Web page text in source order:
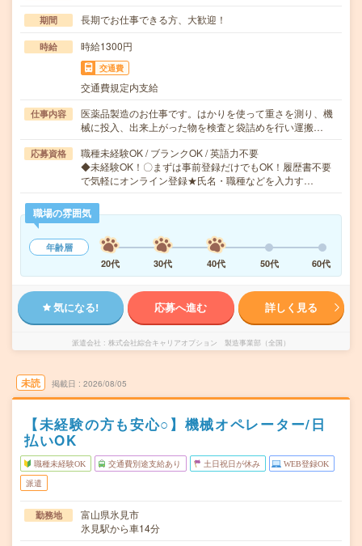
期間 長期でお仕事できる方、大歓迎！
時給 時給1300円
交通費
交通費規定内支給
仕事内容
医薬品製造のお仕事です。はかりを使って重さを測り、機
械に投入、出来上がった物を検査と袋詰めを行い運搬…
応募資格
職種未経験OK / ブランクOK / 英語力不要
◆未経験OK！〇まずは事前登録だけでもOK！履歴書不要
で気軽にオンライン登録★氏名・職種などを入力す…
職場の雰囲気
年齢層
20代
30代 40代 50代 60代
気になる! 応募へ進む 詳しく見る
派遣会社 株式会社綜合キャリアオプション 製造事業部（全国）
未読 掲載日 2026/08/05
【未経験の方も安心○】機械オペレーター/日
払いOK
職種未経験OK 交通費別途支給あり 土日祝日が休み WEB登録OK
派遣
勤務地
富山県氷見市
氷見駅から車14分